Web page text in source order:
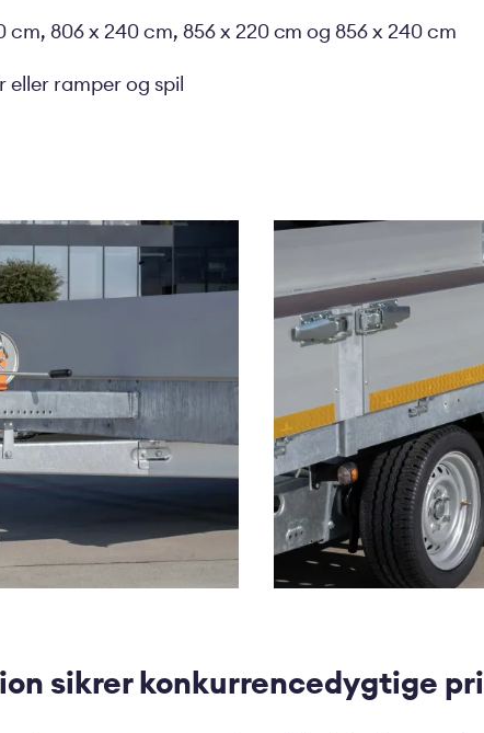
cm, 806 x 240 cm, 856 x 220 cm og 856 x 240 cm
eller ramper og spil
sikrer konkurrencedygtige